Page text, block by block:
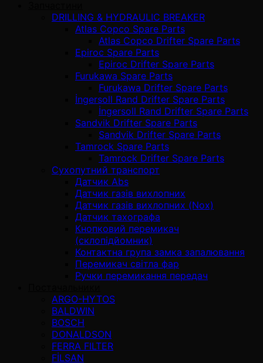
DRILLING & HYDRAULIC BREAKER
Atlas Copco Spare Parts
Atlas Copco Drifter Spare Parts
Epiroc Spare Parts
Epiroc Drifter Spare Parts
Furukawa Spare Parts
Furukawa Drifter Spare Parts
İngersoll Rand Drifter Spare Parts
İngersoll Rand Drifter Spare Parts
Sandvik Drifter Spare Parts
Sandvik Drifter Spare Parts
Tamrock Spare Parts
Tamrock Drifter Spare Parts
Сухопутний транспорт
Датчик Abs
Датчик газів вихлопних
Датчик газів вихлопних (Nox)
Датчик тахографа
Кнопковий перемикач
(склопідйомник)
Контактна група замка запалювання
Перемикач світла фар
Ручки перемикання передач
ARGO-HYTOS
BALDWIN
BOSCH
DONALDSON
FERRA FILTER
FİLSAN